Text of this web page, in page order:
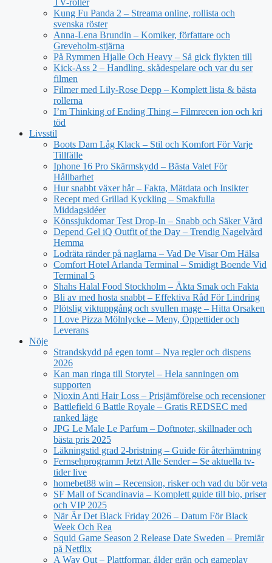
TV-roller
Kung Fu Panda 2 – Streama online, rollista och
svenska röster
Anna-Lena Brundin – Komiker, författare och
Greveholm-stjärna
På Rymmen Hjalle Och Heavy – Så gick flykten till
Kick-Ass 2 – Handling, skådespelare och var du ser
filmen
Filmer med Lily-Rose Depp – Komplett lista & bästa
rollerna
I’m Thinking of Ending Thing – Filmrecen ion och kri
töd
Livsstil
Boots Dam Låg Klack – Stil och Komfort För Varje
Tillfälle
Iphone 16 Pro Skärmskydd – Bästa Valet För
Hållbarhet
Hur snabbt växer hår – Fakta, Mätdata och Insikter
Recept med Grillad Kyckling – Smakfulla
Middagsidéer
Könssjukdomar Test Drop-In – Snabb och Säker Vård
Depend Gel iQ Outfit of the Day – Trendig Nagelvård
Hemma
Lodräta ränder på naglarna – Vad De Visar Om Hälsa
Comfort Hotel Arlanda Terminal – Smidigt Boende Vid
Terminal 5
Shahs Halal Food Stockholm – Äkta Smak och Fakta
Bli av med hosta snabbt – Effektiva Råd För Lindring
Plötslig viktuppgång och svullen mage – Hitta Orsaken
I Love Pizza Mölnlycke – Meny, Öppettider och
Leverans
Nöje
Strandskydd på egen tomt – Nya regler och dispens
2026
Kan man ringa till Storytel – Hela sanningen om
supporten
Nioxin Anti Hair Loss – Prisjämförelse och recensioner
Battlefield 6 Battle Royale – Gratis REDSEC med
ranked läge
JPG Le Male Le Parfum – Doftnoter, skillnader och
bästa pris 2025
Läkningstid grad 2-bristning – Guide för återhämtning
Fernsehprogramm Jetzt Alle Sender – Se aktuella tv-
tider live
homebet88 win – Recension, risker och vad du bör veta
SF Mall of Scandinavia – Komplett guide till bio, priser
och VIP 2025
När Är Det Black Friday 2026 – Datum För Black
Week Och Rea
Squid Game Season 2 Release Date Sweden – Premiär
på Netflix
A Way Out – Plattformar, ålder grän och gameplay